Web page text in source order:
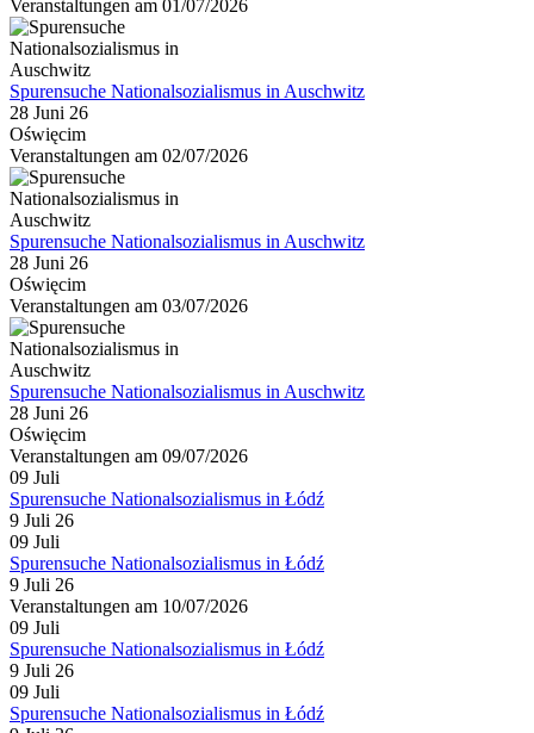
Veranstaltungen am 01/07/2026
Spurensuche Nationalsozialismus in Auschwitz
28 Juni 26
Oświęcim
Veranstaltungen am 02/07/2026
Spurensuche Nationalsozialismus in Auschwitz
28 Juni 26
Oświęcim
Veranstaltungen am 03/07/2026
Spurensuche Nationalsozialismus in Auschwitz
28 Juni 26
Oświęcim
Veranstaltungen am 09/07/2026
09 Juli
Spurensuche Nationalsozialismus in Łódź
9 Juli 26
09 Juli
Spurensuche Nationalsozialismus in Łódź
9 Juli 26
Veranstaltungen am 10/07/2026
09 Juli
Spurensuche Nationalsozialismus in Łódź
9 Juli 26
09 Juli
Spurensuche Nationalsozialismus in Łódź